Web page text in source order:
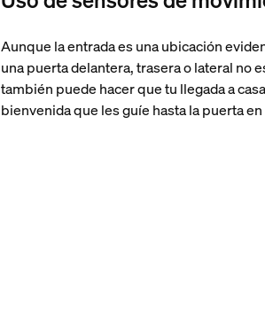
Aunque la entrada es una ubicación
una puerta delantera, trasera o lateral no
también puede hacer que tu llegada a
bienvenida que les guíe hasta la puerta